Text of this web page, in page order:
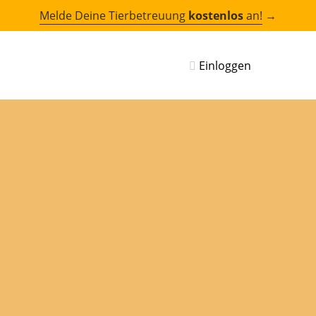
Melde Deine Tierbetreuung kostenlosan! →
Einloggen